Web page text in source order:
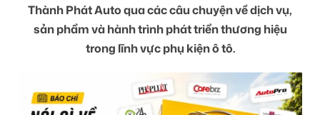
Thành Phát Auto qua các câu chuyện về dịch vụ,
sản phẩm và hành trình phát triển thương hiệu
trong lĩnh vực phụ kiện ô tô.